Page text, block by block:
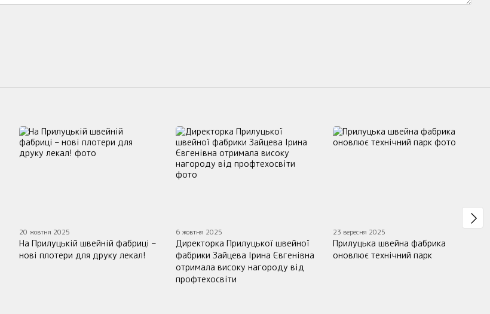
20 жовтня 2025
На Прилуцькій швейній фабриці –
нові плотери для друку лекал!
6 жовтня 2025
Директорка Прилуцької швейної
фабрики Зайцева Ірина Євгенівна
отримала високу нагороду від
профтехосвіти
23 вересня 2025
Прилуцька швейна фабрика
оновлює технічний парк